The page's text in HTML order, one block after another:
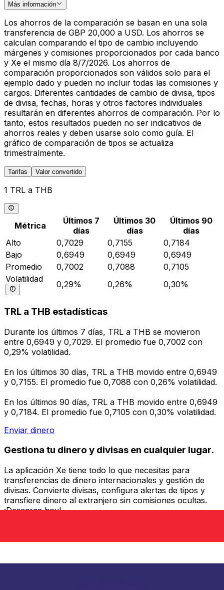
Más información
Los ahorros de la comparación se basan en una sola
transferencia de GBP 20,000 a USD. Los ahorros se
calculan comparando el tipo de cambio incluyendo
márgenes y comisiones proporcionados por cada banco
y Xe el mismo día 8/7/2026. Los ahorros de
comparación proporcionados son válidos solo para el
ejemplo dado y pueden no incluir todas las comisiones y
cargos. Diferentes cantidades de cambio de divisa, tipos
de divisa, fechas, horas y otros factores individuales
resultarán en diferentes ahorros de comparación. Por lo
tanto, estos resultados pueden no ser indicativos de
ahorros reales y deben usarse solo como guía. El
gráfico de comparación de tipos se actualiza
trimestralmente.
Tarifas Valor convertido
1 TRL a THB
Métrica
Últimos 7
días
Últimos 30
días
Últimos 90
días
Alto
0,7029 0,7155
0,7184
Bajo
0,6949 0,6949
0,6949
Promedio
0,7002 0,7088
0,7105
Volatilidad
0,29% 0,26% 0,30%
TRL a THB estadísticas
Durante los últimos 7 días, TRL a THB se movieron
entre 0,6949 y 0,7029. El promedio fue 0,7002 con
0,29% volatilidad.
En los últimos 30 días, TRL a THB movido entre 0,6949
y 0,7155. El promedio fue 0,7088 con 0,26% volatilidad.
En los últimos 90 días, TRL a THB movido entre 0,6949
y 0,7184. El promedio fue 0,7105 con 0,30% volatilidad.
Enviar dinero
Gestiona tu dinero y divisas en cualquier lugar.
La aplicación Xe tiene todo lo que necesitas para
transferencias de dinero internacionales y gestión de
divisas. Convierte divisas, configura alertas de tipos y
transfiere dinero al extranjero sin comisiones ocultas.
¡Descarga hoy!